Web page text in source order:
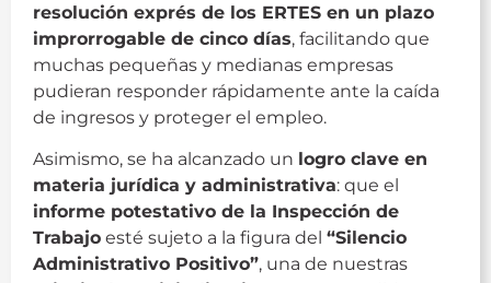
resolución exprés de los ERTES en un plazo
improrrogable de cinco días, facilitando que
muchas pequeñas y medianas empresas
pudieran responder rápidamente ante la caída
de ingresos y proteger el empleo.
Asimismo, se ha alcanzado un logro clave en
materia jurídica y administrativa: que el
informe potestativo de la Inspección de
Trabajo esté sujeto a la figura del “Silencio
Administrativo Positivo”, una de nuestras